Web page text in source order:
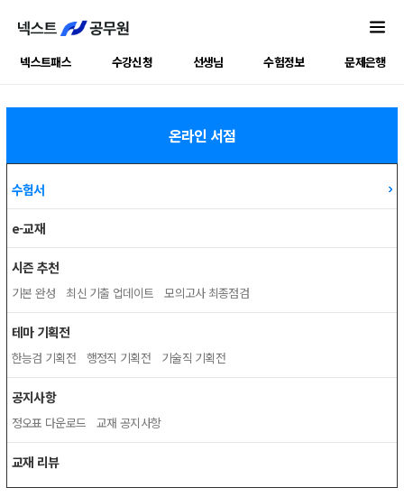
넥스트패스 수강신청 선생님 수험정보 문제은행
온라인 서점
수험서
e-교재
시즌 추천
기본 완성 최신 기출 업데이트 모의고사 최종점검
테마 기획전
한능검 기획전 행정직 기획전 기술직 기획전
공지사항
정오표 다운로드 교재 공지사항
교재 리뷰